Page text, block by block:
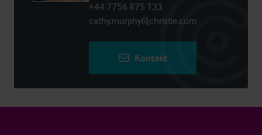
+44 7756 875 133
cathy.murphy@christie.com
Kontakt